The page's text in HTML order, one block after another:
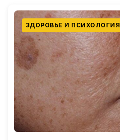
ЗДОРОВЬЕ И ПСИХОЛОГИЯ